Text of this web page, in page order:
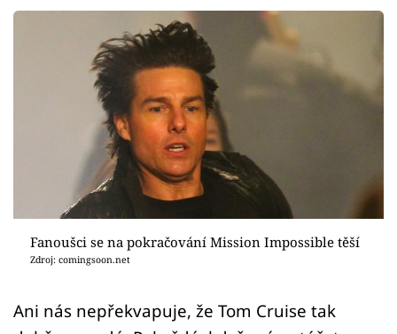
Showbyznys
Youtubeři
Sex a vztahy
Sledujte prima+
Fanoušci se na pokračování Mission Impossible těší
Zdroj: comingsoon.net
Ani nás nepřekvapuje, že Tom Cruise tak